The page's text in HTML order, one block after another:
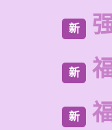
新
新
新